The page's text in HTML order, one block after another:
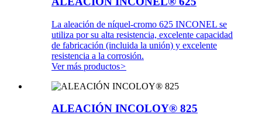
La aleación de níquel-cromo 625 INCONEL se
utiliza por su alta resistencia, excelente capacidad
de fabricación (incluida la unión) y excelente
resistencia a la corrosión.
Ver más productos>
ALEACIÓN INCOLOY® 825